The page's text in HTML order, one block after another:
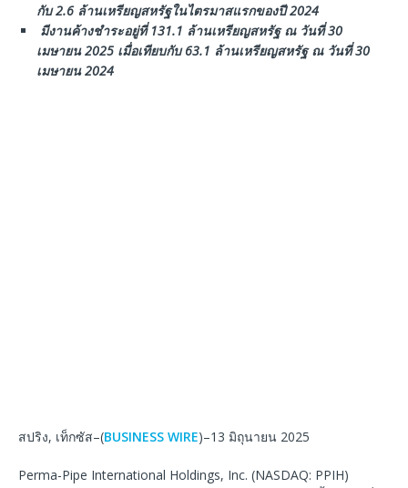
กับ2.6 ล้านเหรียญสหรัฐในไตรมาสแรกของปี2024
มีงานค้างชำระอยู่ที่131.1 ล้านเหรียญสหรัฐ ณ วันที่30
เมษายน2025 เมื่อเทียบกับ63.1 ล้านเหรียญสหรัฐ ณ วันที่30
เมษายน2024
สปริง, เท็กซัส–(BUSINESS WIRE)–13 มิถุนายน 2025
Perma-Pipe International Holdings, Inc. (NASDAQ: PPIH)